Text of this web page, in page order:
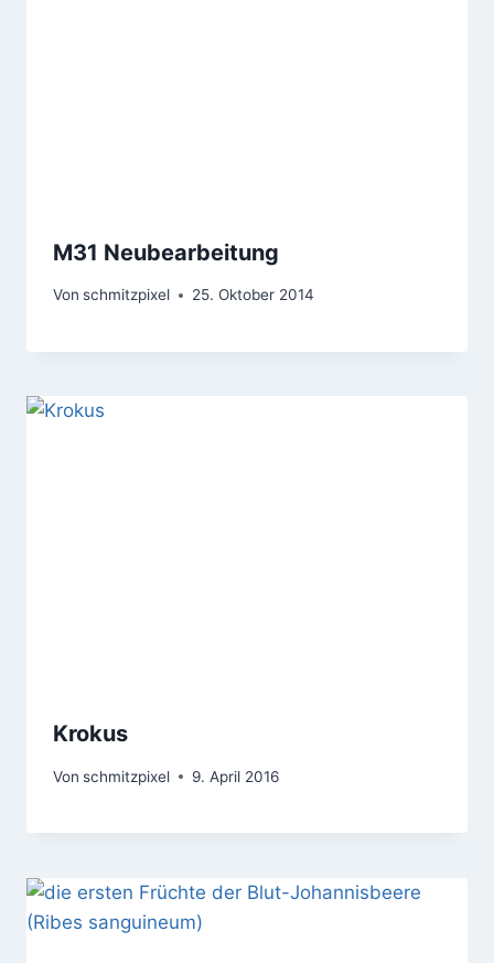
M31 Neubearbeitung
Von schmitzpixel 25. Oktober 2014
Krokus
Von schmitzpixel 9. April 2016